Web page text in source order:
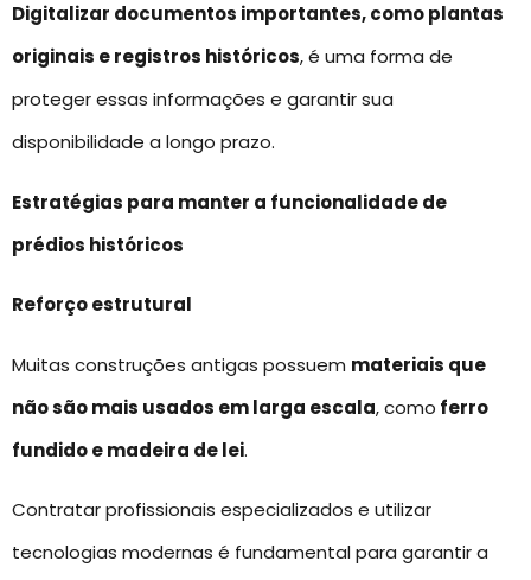
Digitalizar documentos importantes, como plantas
originais e registros históricos, é uma forma de
proteger essas informações e garantir sua
disponibilidade a longo prazo.
Estratégias para manter a funcionalidade de
prédios históricos
Reforço estrutural
Muitas construções antigas possuem materiais que
não são mais usados em larga escala, como ferro
fundido e madeira de lei.
Contratar profissionais especializados e utilizar
tecnologias modernas é fundamental para garantir a